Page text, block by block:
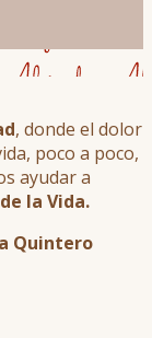
, donde el dolor
poco a poco,
ayudar a
la Vida.
Quintero